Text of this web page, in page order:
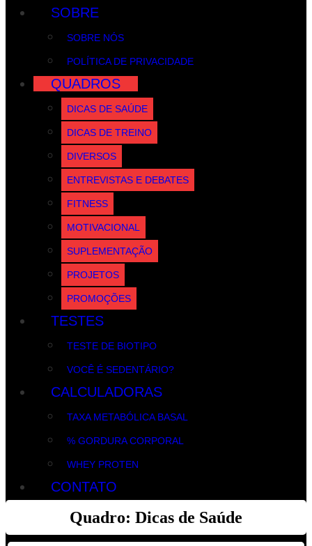
SOBRE
SOBRE NÓS
POLÍTICA DE PRIVACIDADE
QUADROS
DICAS DE SAÚDE
DICAS DE TREINO
DIVERSOS
ENTREVISTAS E DEBATES
FITNESS
MOTIVACIONAL
SUPLEMENTAÇÃO
PROJETOS
PROMOÇÕES
TESTES
TESTE DE BIOTIPO
VOCÊ É SEDENTÁRIO?
CALCULADORAS
TAXA METABÓLICA BASAL
% GORDURA CORPORAL
WHEY PROTEN
CONTATO
Quadro: Dicas de Saúde